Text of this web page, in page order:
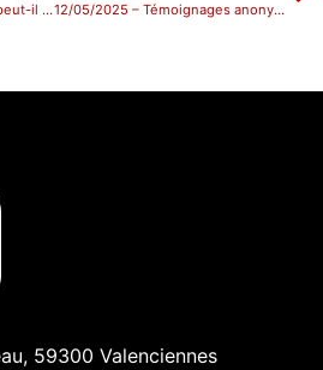
25/04/2025 : Un employeur peut-il s’immiscer dans un litige entre un salarié et une caisse de sécurité sociale? 12/05/2025 – Témoignages anonymisés, enregistrements clandestins : les évolutions en matière de droit de la preuve en droit social
59300 Valenciennes